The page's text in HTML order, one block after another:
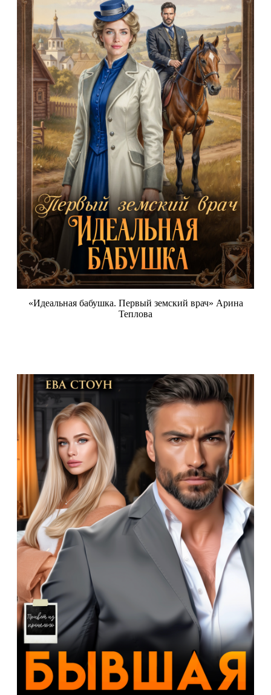
«Идеальная бабушка. Первый земский врач» Арина
Теплова